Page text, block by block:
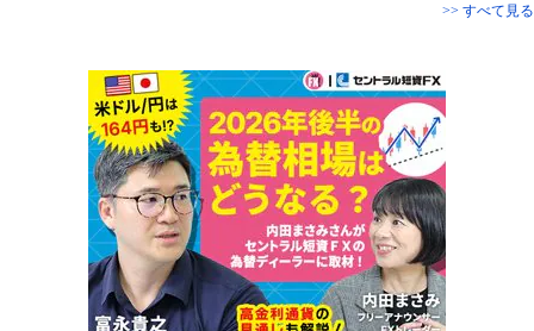
>> すべて見る